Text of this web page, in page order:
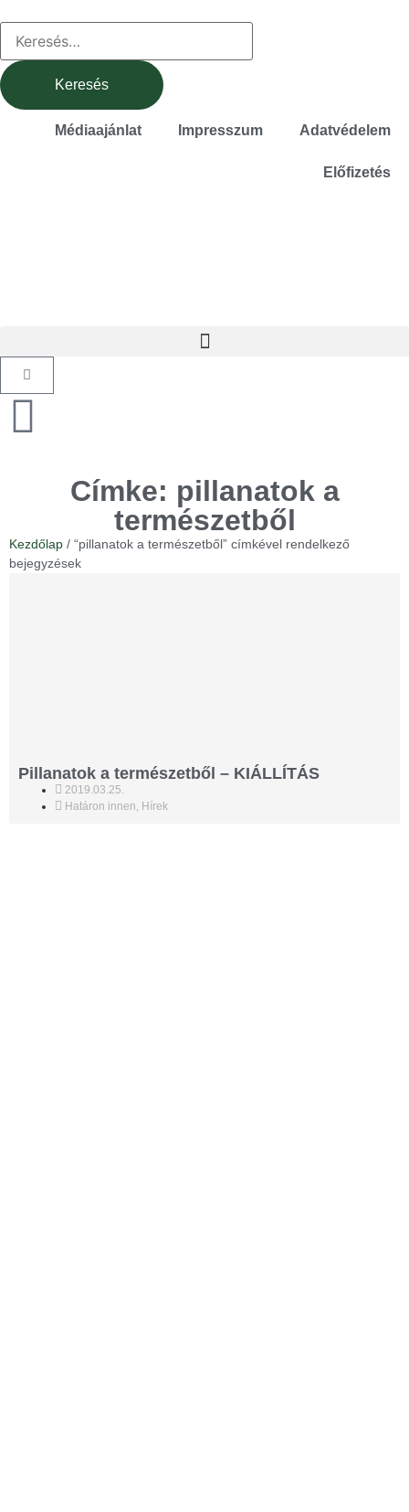
Médiaajánlat Impresszum Adatvédelem
Előfizetés
Címke: pillanatok a
természetből
Kezdőlap / “pillanatok a természetből” címkével rendelkező
bejegyzések
Pillanatok a természetből – KIÁLLÍTÁS
2019.03.25.
Határon innen, Hírek